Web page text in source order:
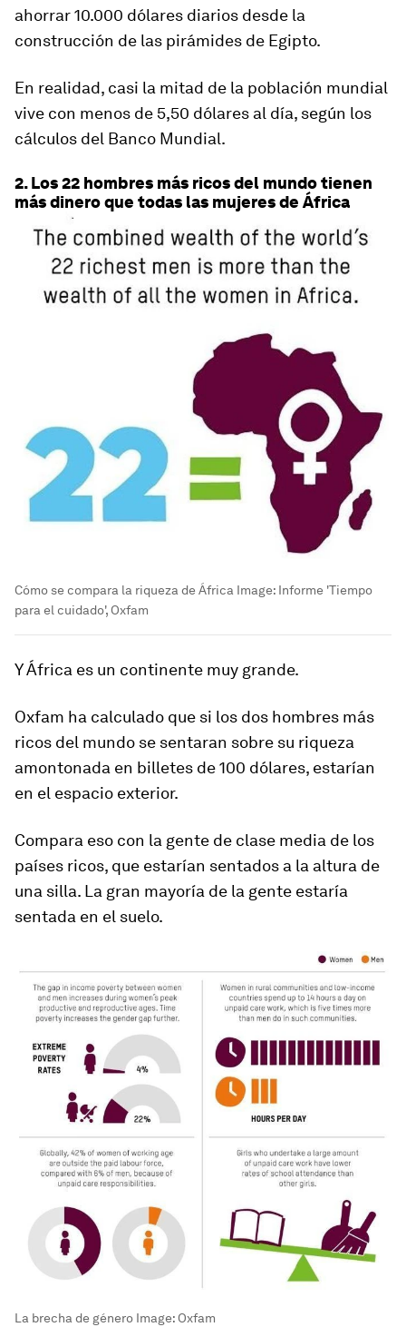
ahorrar 10.000 dólares diarios desde la
construcción de las pirámides de Egipto.
En realidad, casi la mitad de la población mundial
vive con menos de 5,50 dólares al día, según los
cálculos del Banco Mundial.
2. Los 22 hombres más ricos del mundo tienen
más dinero que todas las mujeres de África
Cómo se compara la riqueza de África Image: Informe 'Tiempo
para el cuidado', Oxfam
Y África es un continente muy grande.
Oxfam ha calculado que si los dos hombres más
ricos del mundo se sentaran sobre su riqueza
amontonada en billetes de 100 dólares, estarían
en el espacio exterior.
Compara eso con la gente de clase media de los
países ricos, que estarían sentados a la altura de
una silla. La gran mayoría de la gente estaría
sentada en el suelo.
La brecha de género Image: Oxfam